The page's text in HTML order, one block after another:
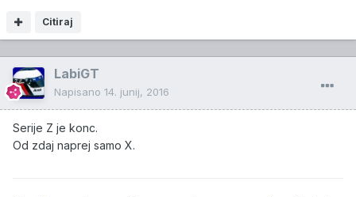
Citiraj
LabiGT
Napisano 14. junij, 2016
Serije Z je konc.
Od zdaj naprej samo X.